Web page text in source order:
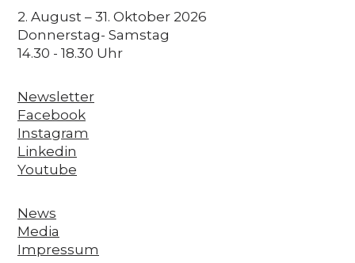
2. August – 31. Oktober 2026
Donnerstag- Samstag
14.30 - 18.30 Uhr
Newsletter
Facebook
Instagram
Linkedin
Youtube
News
Media
Impressum